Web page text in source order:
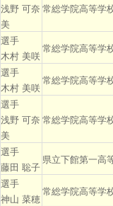
浅野 可奈
美
常総学院高等学
選手
木村 美咲
常総学院高等学
選手
木村 美咲
常総学院高等学
選手
浅野 可奈
美
常総学院高等学
選手
藤田 聡子
県立下館第一高
選手
神山 菜穂
常総学院高等学